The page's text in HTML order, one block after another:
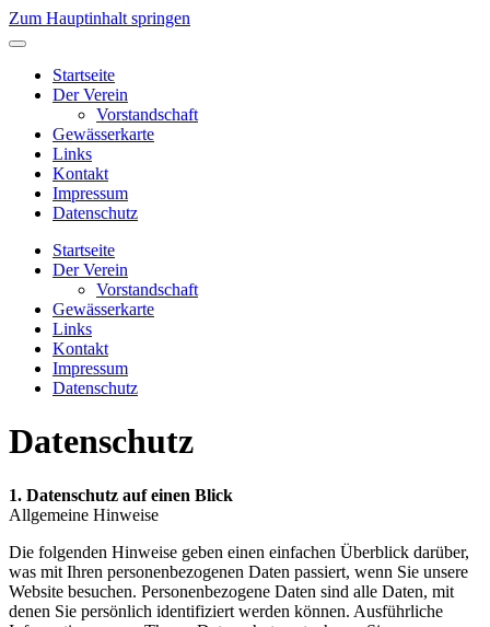
Zum Hauptinhalt springen
Startseite
Der Verein
Vorstandschaft
Gewässerkarte
Links
Kontakt
Impressum
Datenschutz
Startseite
Der Verein
Vorstandschaft
Gewässerkarte
Links
Kontakt
Impressum
Datenschutz
Datenschutz
1. Datenschutz auf einen Blick
Allgemeine Hinweise
Die folgenden Hinweise geben einen einfachen Überblick darüber,
was mit Ihren personenbezogenen Daten passiert, wenn Sie unsere
Website besuchen. Personenbezogene Daten sind alle Daten, mit
denen Sie persönlich identifiziert werden können. Ausführliche